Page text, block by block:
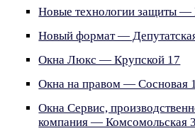
Новые технологии защиты
Новый формат —
Окна Люкс — Крупской 17
Окна на правом — Сосновая
Окна Сервис,
компания — Комсомольская